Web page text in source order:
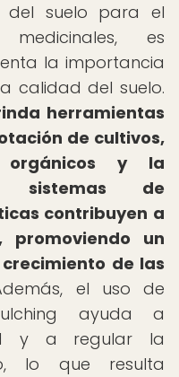
del suelo para el
es
la importancia
calidad del suelo.
herramientas
de cultivos,
y la
sistemas de
contribuyen a
un
de las
el uso de
ayuda a
y a regular la
lo que resulta